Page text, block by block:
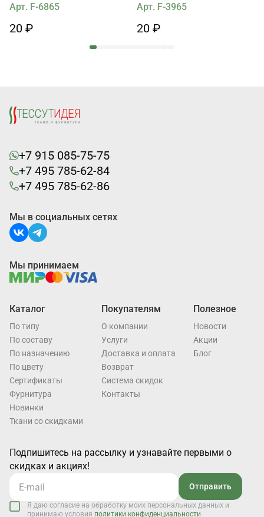
Арт. F-6865
20 ₽
Арт. F-3965
20 ₽
+7 915 085-75-75
+7 495 785-62-84
+7 495 785-62-86
Каталог
По типу
По составу
По назначению
По цвету
Cертификаты
Фурнитура
Новинки
Ткани со скидками
Покупателям
О компании
Услуги
Доставка и оплата
Возврат
Система скидок
Контакты
Полезное
Новости
Акции
Блог
Подпишитесь на рассылку и узнавайте первыми о
скидках и акциях!
Отправить
Я даю согласие на обработку моих персональных данных и
принимаю условия политики конфиденциальности
Мы в социальных сетях
Мы принимаем